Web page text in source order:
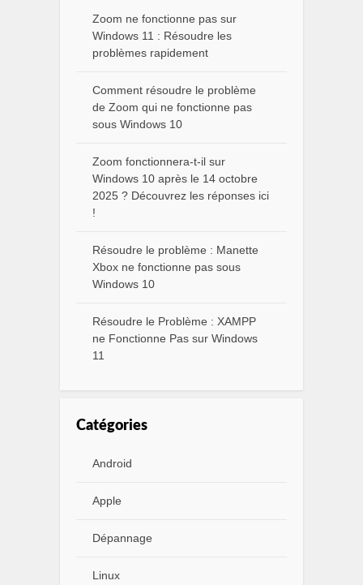
Zoom ne fonctionne pas sur
Windows 11 : Résoudre les
problèmes rapidement
Comment résoudre le problème
de Zoom qui ne fonctionne pas
sous Windows 10
Zoom fonctionnera-t-il sur
Windows 10 après le 14 octobre
2025 ? Découvrez les réponses ici
!
Résoudre le problème : Manette
Xbox ne fonctionne pas sous
Windows 10
Résoudre le Problème : XAMPP
ne Fonctionne Pas sur Windows
11
Catégories
Android
Apple
Dépannage
Linux